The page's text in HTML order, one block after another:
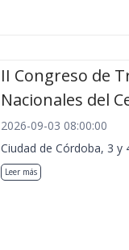
II Congreso de
Nacionales del
2026-09-03 08:00:00
Ciudad de Córdoba, 3 y
Leer más